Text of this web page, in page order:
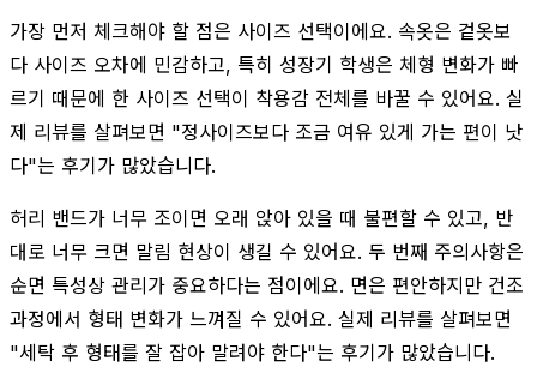
가장 먼저 체크해야 할 점은 사이즈 선택이에요. 속옷은 겉옷보
다 사이즈 오차에 민감하고, 특히 성장기 학생은 체형 변화가 빠
르기 때문에 한 사이즈 선택이 착용감 전체를 바꿀 수 있어요. 실
제 리뷰를 살펴보면 "정사이즈보다 조금 여유 있게 가는 편이 낫
다"는 후기가 많았습니다.
허리 밴드가 너무 조이면 오래 앉아 있을 때 불편할 수 있고, 반
대로 너무 크면 말림 현상이 생길 수 있어요. 두 번째 주의사항은
순면 특성상 관리가 중요하다는 점이에요. 면은 편안하지만 건조
과정에서 형태 변화가 느껴질 수 있어요. 실제 리뷰를 살펴보면
"세탁 후 형태를 잘 잡아 말려야 한다"는 후기가 많았습니다.